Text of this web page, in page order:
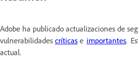
Adobe ha publicado actualizaciones de
vulnerabilidades críticas e importantes.
actual.